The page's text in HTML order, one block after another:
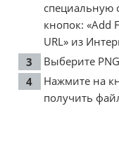
специальную
кнопок: «Add
URL» из
Выберите
Нажмите на
получить